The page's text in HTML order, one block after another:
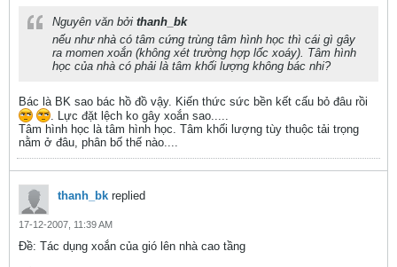
Nguyên văn bởi thanh_bk
nếu như nhà có tâm cứng trùng tâm hình học thì cái gì gây
ra momen xoắn (không xét trường hợp lốc xoáy). Tâm hình
học của nhà có phải là tâm khối lượng không bác nhi?
Bác là BK sao bác hồ đồ vậy. Kiến thức sức bền kết cấu bỏ đâu rồi
. Lực đặt lệch ko gây xoắn sao.....
Tâm hình học là tâm hình học. Tâm khối lượng tùy thuộc tải trọng
nằm ở đâu, phân bố thế nào....
thanh_bk replied
17-12-2007, 11:39 AM
Ðề: Tác dụng xoắn của gió lên nhà cao tầng